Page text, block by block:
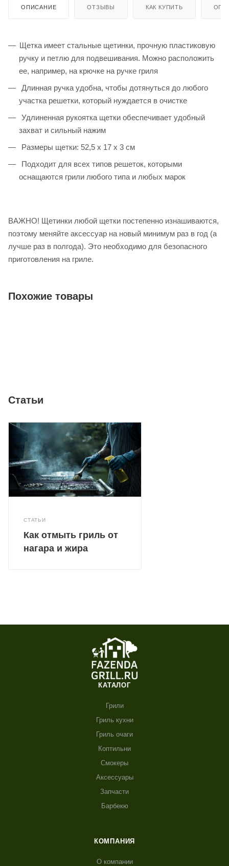
ОПИСАНИЕ ОТЗЫВЫ КАК КУПИТЬ
Щетка имеет стальные щетинки, прочную пластиковую
ручку и петлю для подвешивания. Можно расположить
ее, например, на крючке на ручке гриля
Длинная ручка удобна, чтобы дотянуться до любого
участка решетки, который нуждается в очистке
Удлиненная рукоятка щетки обеспечивает удобный
захват и сильный нажим
Размеры щетки: 52,5 х 17 х 3 см
Подходит для всех типов решеток, которыми
оснащаются грили любого типа и любых марок
ВАЖНО! Щетинки любой щетки постепенно изнашиваются,
поэтому меняйте аксессуар на новый минимум раз в год (а
лучше раз в полгода). Это необходимо для безопасного
приготовления на гриле.
Похожие товары
Статьи
СТАТЬИ
Как отмыть гриль от
нагара и жира
КАТАЛОГ
Грили
Гриль кухни
Гриль очаги
Коптильни
Смокеры
Аксессуары
Запчасти
Барбекю
КОМПАНИЯ
О компании